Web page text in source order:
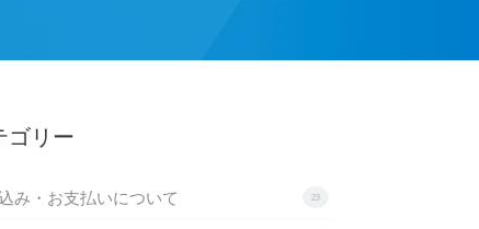
ゴリー
23
み・お支払いについて